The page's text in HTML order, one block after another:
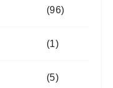
(96)
(1)
(5)